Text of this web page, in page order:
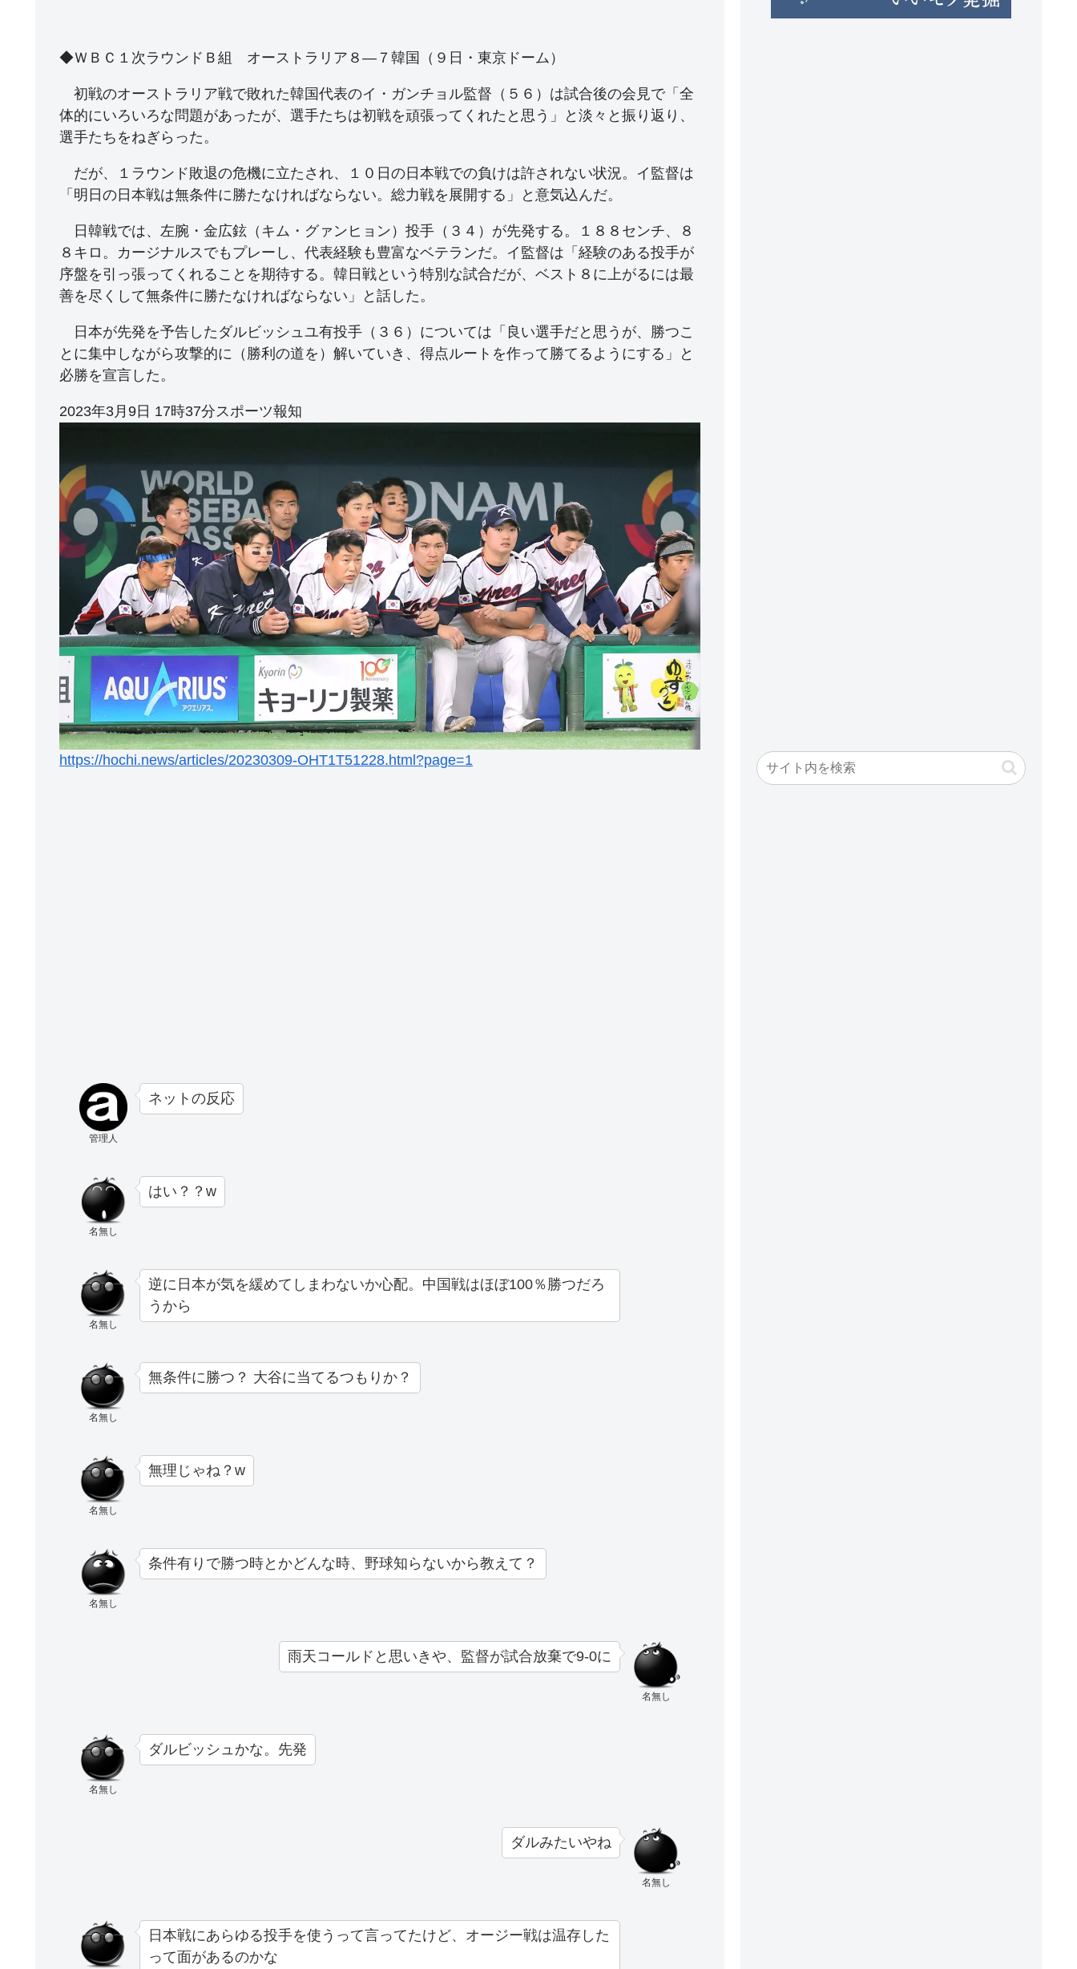
◆ＷＢＣ１次ラウンドＢ組 オーストラリア８―７韓国（９日・東京ドーム）
初戦のオーストラリア戦で敗れた韓国代表のイ・ガンチョル監督（５６）は試合後の会見で「全
体的にいろいろな問題があったが、選手たちは初戦を頑張ってくれたと思う」と淡々と振り返り、
選手たちをねぎらった。
だが、１ラウンド敗退の危機に立たされ、１０日の日本戦での負けは許されない状況。イ監督は
「明日の日本戦は無条件に勝たなければならない。総力戦を展開する」と意気込んだ。
日韓戦では、左腕・金広鉉（キム・グァンヒョン）投手（３４）が先発する。１８８センチ、８
８キロ。カージナルスでもプレーし、代表経験も豊富なベテランだ。イ監督は「経験のある投手が
序盤を引っ張ってくれることを期待する。韓日戦という特別な試合だが、ベスト８に上がるには最
善を尽くして無条件に勝たなければならない」と話した。
日本が先発を予告したダルビッシュユ有投手（３６）については「良い選手だと思うが、勝つこ
とに集中しながら攻撃的に（勝利の道を）解いていき、得点ルートを作って勝てるようにする」と
必勝を宣言した。
2023年3月9日 17時37分スポーツ報知
https://hochi.news/articles/20230309-OHT1T51228.html?page=1
管理人
ネットの反応
名無し
はい？？w
名無し
逆に日本が気を緩めてしまわないか心配。中国戦はほぼ100％勝つだろ
うから
名無し
無条件に勝つ？ 大谷に当てるつもりか？
名無し
無理じゃね？w
名無し
条件有りで勝つ時とかどんな時、野球知らないから教えて？
名無し
雨天コールドと思いきや、監督が試合放棄で9-0に
名無し
ダルビッシュかな。先発
名無し
ダルみたいやね
日本戦にあらゆる投手を使うって言ってたけど、オージー戦は温存した
って面があるのかな